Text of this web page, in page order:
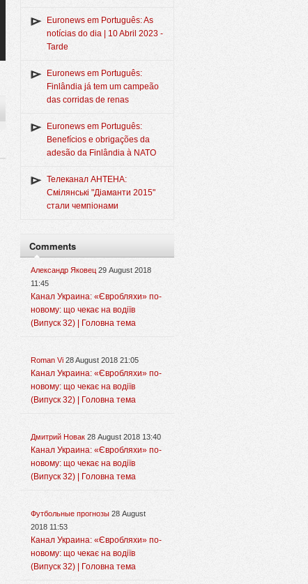
Euronews em Português: As
notícias do dia | 10 Abril 2023 -
Tarde
Euronews em Português:
Finlândia já tem um campeão
das corridas de renas
Euronews em Português:
Benefícios e obrigações da
adesão da Finlândia à NATO
Телеканал АНТЕНА:
Смілянські "Діаманти 2015"
стали чемпіонами
Comments
Александр Яковец 29 August 2018
11:45
Канал Украина: «Євробляхи» по-
новому: що чекає на водіїв
(Випуск 32) | Головна тема
Roman Vi 28 August 2018 21:05
Канал Украина: «Євробляхи» по-
новому: що чекає на водіїв
(Випуск 32) | Головна тема
Дмитрий Новак 28 August 2018 13:40
Канал Украина: «Євробляхи» по-
новому: що чекає на водіїв
(Випуск 32) | Головна тема
Футбольные прогнозы 28 August
2018 11:53
Канал Украина: «Євробляхи» по-
новому: що чекає на водіїв
(Випуск 32) | Головна тема